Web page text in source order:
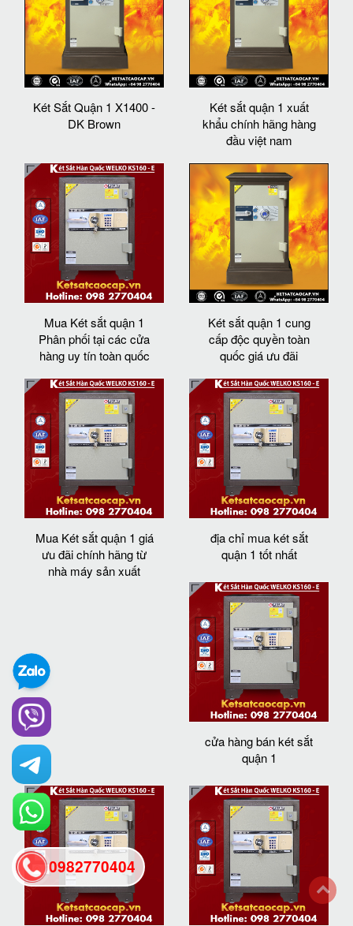
Két Sắt Quận 1 X1400 -
DK Brown
Két sắt quận 1 xuất
khẩu chính hãng hàng
đầu việt nam
Mua Két sắt quận 1
Phân phối tại các cửa
hàng uy tín toàn quốc
Két sắt quận 1 cung
cấp độc quyền toàn
quốc giá ưu đãi
Mua Két sắt quận 1 giá
ưu đãi chính hãng từ
nhà máy sản xuất
địa chỉ mua két sắt
quận 1 tốt nhất
cửa hàng bán két sắt
quận 1
0982770404
back